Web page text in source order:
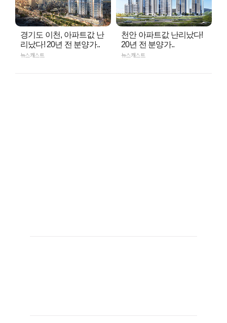
경기도 이천, 아파트값 난
리났다! 20년 전 분양가..
뉴스캐스트
천안 아파트값 난리났다!
20년 전 분양가..
뉴스캐스트